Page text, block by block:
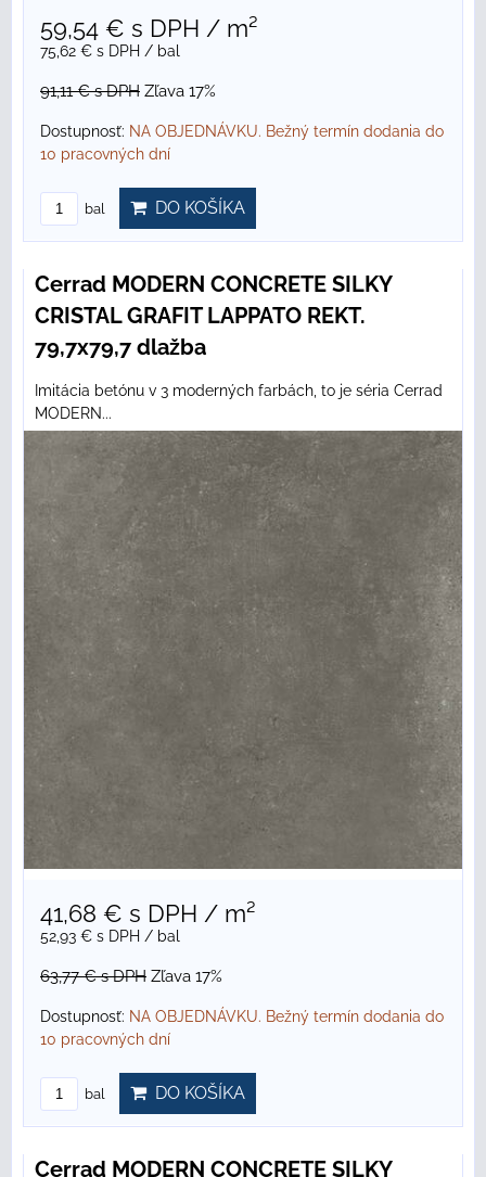
59,54 € s DPH / m²
75,62 € s DPH / bal
91,11 €s DPH Zľava 17%
Dostupnosť: NA OBJEDNÁVKU. Bežný termín dodania do
10 pracovných dní
bal DO KOŠÍKA
Cerrad MODERN CONCRETE SILKY
CRISTAL GRAFIT LAPPATO REKT.
79,7x79,7 dlažba
Imitácia betónu v 3 moderných farbách, to je séria Cerrad
MODERN...
41,68 € s DPH / m²
52,93 € s DPH / bal
63,77 €s DPH Zľava 17%
Dostupnosť: NA OBJEDNÁVKU. Bežný termín dodania do
10 pracovných dní
bal DO KOŠÍKA
Cerrad MODERN CONCRETE SILKY